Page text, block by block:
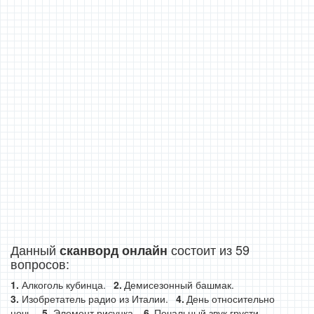
Данный сканворд онлайн состоит из 59
вопросов:
Алкоголь кубинца.
Демисезонный башмак.
Изобретатель радио из Италии.
День относительно